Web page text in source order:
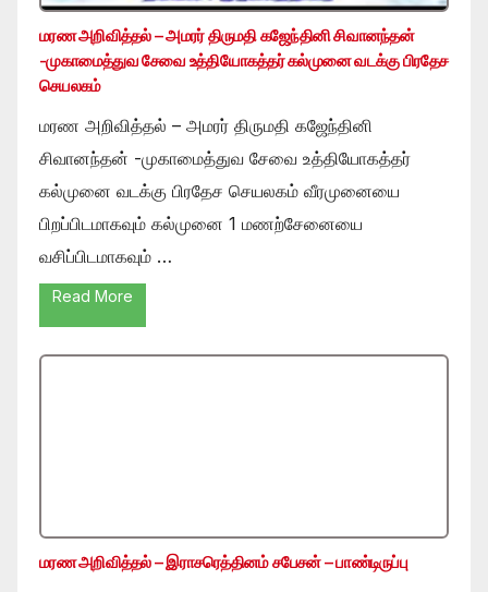
மரண அறிவித்தல் – அமரர் திருமதி கஜேந்தினி சிவானந்தன்
-முகாமைத்துவ சேவை உத்தியோகத்தர் கல்முனை வடக்கு பிரதேச
செயலகம்
மரண அறிவித்தல் – அமரர் திருமதி கஜேந்தினி
சிவானந்தன் -முகாமைத்துவ சேவை உத்தியோகத்தர்
கல்முனை வடக்கு பிரதேச செயலகம் வீரமுனையை
பிறப்பிடமாகவும் கல்முனை 1 மணற்சேனையை
வசிப்பிடமாகவும் …
Read More
மரண அறிவித்தல் – இராசரெத்தினம் சபேசன் – பாண்டிருப்பு